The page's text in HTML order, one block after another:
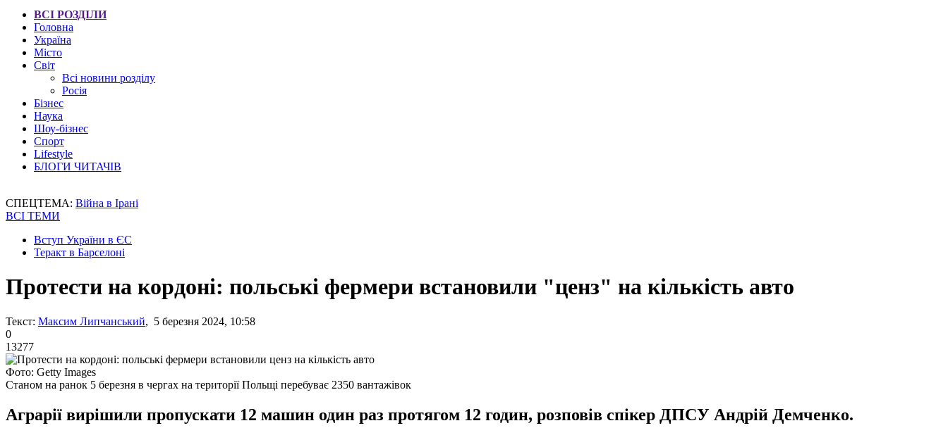
ВСІ РОЗДІЛИ
Головна
Україна
Місто
Світ
Всі новини розділу
Росія
Бізнес
Наука
Шоу-бізнес
Спорт
Lifestyle
БЛОГИ ЧИТАЧІВ
СПЕЦТЕМА: Війна в Ірані
ВСІ ТЕМИ
Вступ України в ЄС
Теракт в Барселоні
Протести на кордоні: польські фермери встановили "ценз" на кількість авто
Текст: Максим Липчанський, 5 березня 2024, 10:58
0
13277
Фото: Getty Images
Станом на ранок 5 березня в чергах на території Польщі перебуває 2350 вантажівок
Аграрії вирішили пропускати 12 машин один раз протягом 12 годин, розповів спікер ДПСУ Андрій Демченко.